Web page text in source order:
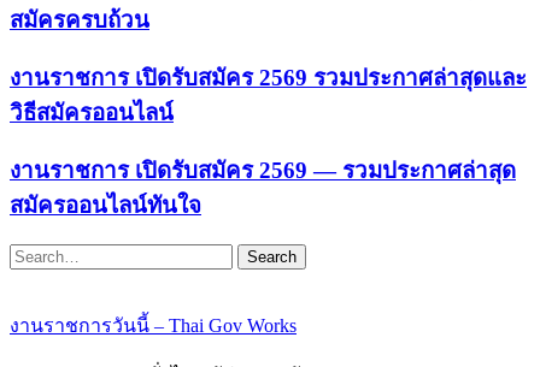
สมัครครบถ้วน
งานราชการ เปิดรับสมัคร 2569 รวมประกาศล่าสุดและ
วิธีสมัครออนไลน์
งานราชการ เปิดรับสมัคร 2569 — รวมประกาศล่าสุด
สมัครออนไลน์ทันใจ
Search
งานราชการวันนี้ – Thai Gov Works